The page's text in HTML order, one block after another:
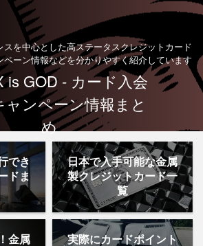
を中心とした高ステータスクレジットカード
ーン情報などを分かりやすく紹介しています
でき
ドま
日本で入手可能な金属
製クレジットカード一
覧
金属
実際にカードポイント